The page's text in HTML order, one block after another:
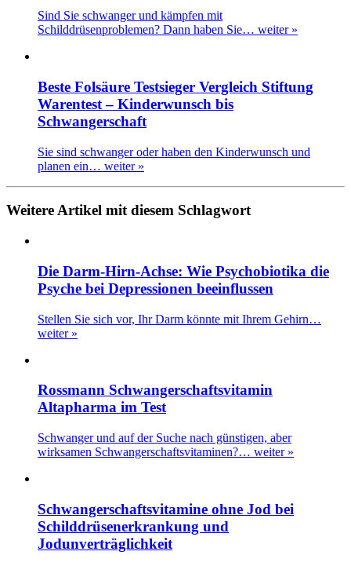
Sind Sie schwanger und kämpfen mit
Schilddrüsenproblemen? Dann haben Sie… weiter »
Beste Folsäure Testsieger Vergleich Stiftung
Warentest – Kinderwunsch bis
Schwangerschaft
Sie sind schwanger oder haben den Kinderwunsch und
planen ein… weiter »
Weitere Artikel mit diesem Schlagwort
Die Darm-Hirn-Achse: Wie Psychobiotika die
Psyche bei Depressionen beeinflussen
Stellen Sie sich vor, Ihr Darm könnte mit Ihrem Gehirn…
weiter »
Rossmann Schwangerschaftsvitamin
Altapharma im Test
Schwanger und auf der Suche nach günstigen, aber
wirksamen Schwangerschaftsvitaminen?… weiter »
Schwangerschaftsvitamine ohne Jod bei
Schilddrüsenerkrankung und
Jodunverträglichkeit